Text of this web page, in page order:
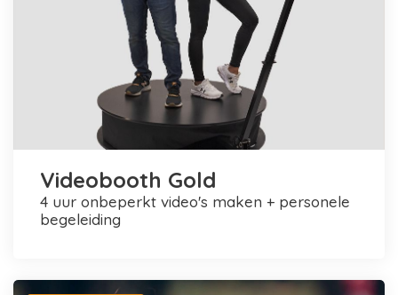
Videobooth Gold
4 uur onbeperkt video's maken + personele
begeleiding